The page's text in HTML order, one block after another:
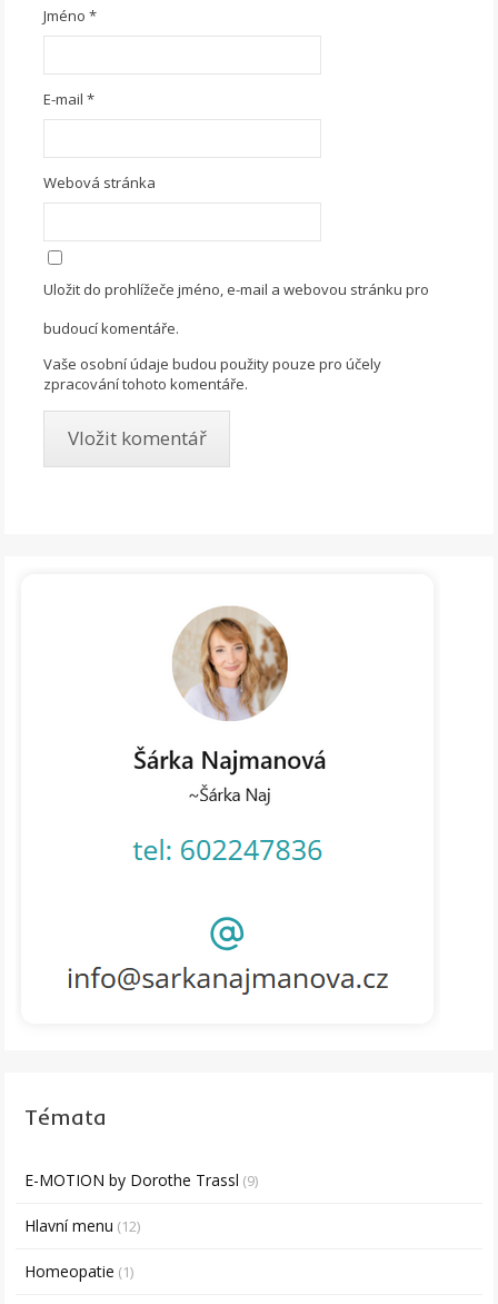
Jméno*
E-mail*
Webová stránka
Uložit do prohlížeče jméno, e-mail a webovou stránku pro
budoucí komentáře.
Vaše osobní údaje budou použity pouze pro účely
zpracování tohoto komentáře.
Témata
E-MOTION by Dorothe Trassl (9)
Hlavní menu (12)
Homeopatie (1)